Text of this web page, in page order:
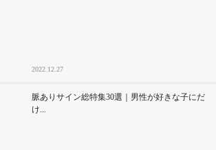
2022.12.27
脈ありサイン総特集30選｜男性が好きな子にだ
け...